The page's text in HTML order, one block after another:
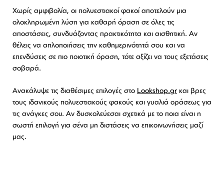
Χωρίς αμφιβολία, οι πολυεστιακοί φακοί αποτελούν μια
ολοκληρωμένη λύση για καθαρή όραση σε όλες τις
αποστάσεις, συνδυάζοντας πρακτικότητα και αισθητική. Αν
θέλεις να απλοποιήσεις την καθημερινότητά σου και να
επενδύσεις σε πιο ποιοτική όραση, τότε αξίζει να τους εξετάσεις
σοβαρά.
Ανακάλυψε τις διαθέσιμες επιλογές στο Lookshop.gr και βρες
τους ιδανικούς πολυεστιακούς φακούς και γυαλιά οράσεως για
τις ανάγκες σου. Αν δυσκολεύεσαι σχετικά με το ποια είναι η
σωστή επιλογή για σένα μη διστάσεις να επικοινωνήσεις μαζί
μας.